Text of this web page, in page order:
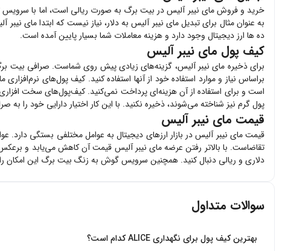
خرید و فروشمای نیبر آلیسدر بیت برگ به صورت ریالی است، اما با سرویس
به عنوان مثال برای تبدیلمای نیبر آلیسبه دلار، نیاز نیست که ابتدامای نیبر
ده ها ارز دیجیتال وجود دارد و هزینه معاملات شما بسیار پایین آمده است.
کیف پول مای نیبر آلیس
برای ذخیره مای نیبر آلیس، گزینه‌های زیادی پیش روی شماست. صرافی بیت
براساس نیاز و موارد استفاده خود از آنها استفاده کنید. کیف پول‌های نرم‌افزاری
است و برای استفاده از آن هزینه‌ای پرداخت نمی‌کنید. کیف‌پول‌های سخت
پول گرم نیز شناخته می‌شوند، ذخیره نکنید. با این کار اختیار دارایی خود را
قیمت مای نیبر آلیس
قیمتمای نیبر آلیسدر بازار ارزهای دیجیتال به عوامل مختلفی بستگی دارد.
تقاضاست. با بالاتر رفتن عرضهمای نیبر آلیس قیمت آن کاهش می‌یابد و
دلاری و ریالی دنبال کنید. همچنین سرویس گوش به زنگ بیت برگ این امکان
سوالات متداول
بهترین کیف پول برای نگهداری ALICE کدام است؟